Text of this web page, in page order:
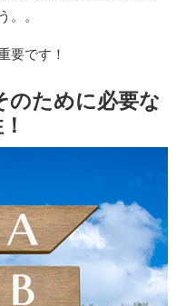
。。
要です！
のために必要な